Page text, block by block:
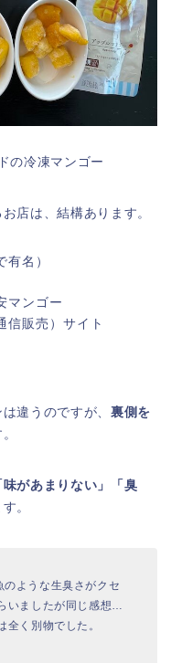
の冷凍マンゴー
店は、結構あります。
有名）
マンゴー
信販売）サイト
違うのですが、 裏側を
味があまりない」「臭
。
ような生臭さがクセ
いましたが同じ感想…
く別物でした。